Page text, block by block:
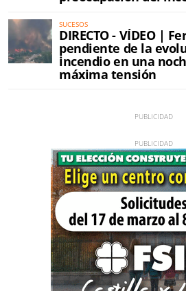
SUCESOS
DIRECTO - VÍDEO |
pendiente de la
incendio en una
máxima tensión